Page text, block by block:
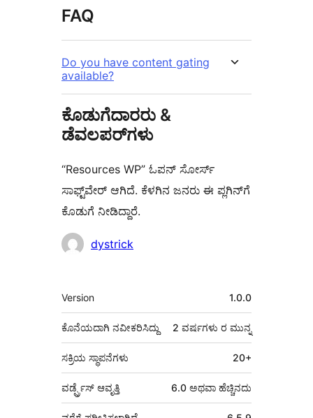
FAQ
Do you have content gating
available?
ಕೊಡುಗೆದಾರರು &
ಡೆವಲಪರ್‌ಗಳು
“Resources WP” ಓಪನ್ ಸೋರ್ಸ್
ಸಾಫ್ಟ್‌ವೇರ್ ಆಗಿದೆ. ಕೆಳಗಿನ ಜನರು ಈ ಪ್ಲಗಿನ್‌ಗೆ
ಕೊಡುಗೆ ನೀಡಿದ್ದಾರೆ.
ಕೊಡುಗೆದಾರರು
dystrick
ಮೆಟಾ
Version 1.0.0
ಕೊನೆಯದಾಗಿ ನವೀಕರಿಸಿದ್ದು 2 ವರ್ಷಗಳು ರ ಮುನ್ನ
ಸಕ್ರಿಯ ಸ್ಥಾಪನೆಗಳು 20+
ವರ್ಡ್ಪ್ರೆಸ್ ಆವೃತ್ತಿ 6.0 ಅಥವಾ ಹೆಚ್ಚಿನದು